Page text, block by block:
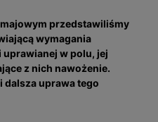
przedstawiliśmy
wymagania
w polu, jej
z nich nawożenie.
uprawa tego